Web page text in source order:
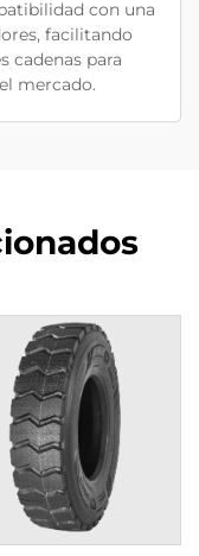
con una
facilitando
cadenas para
mercado.